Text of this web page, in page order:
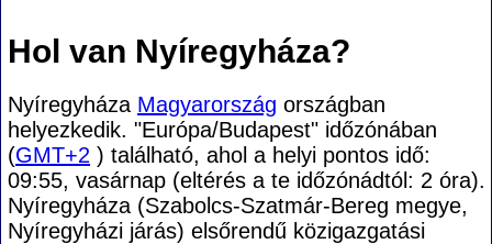
Hol van Nyíregyháza?
Nyíregyháza Magyarország országban
helyezkedik. "Európa/Budapest" időzónában
(GMT+2 ) található, ahol a helyi pontos idő:
09:55, vasárnap (eltérés a te időzónádtól: 2 óra).
Nyíregyháza (Szabolcs-Szatmár-Bereg megye,
Nyíregyházi járás) elsőrendű közigazgatási